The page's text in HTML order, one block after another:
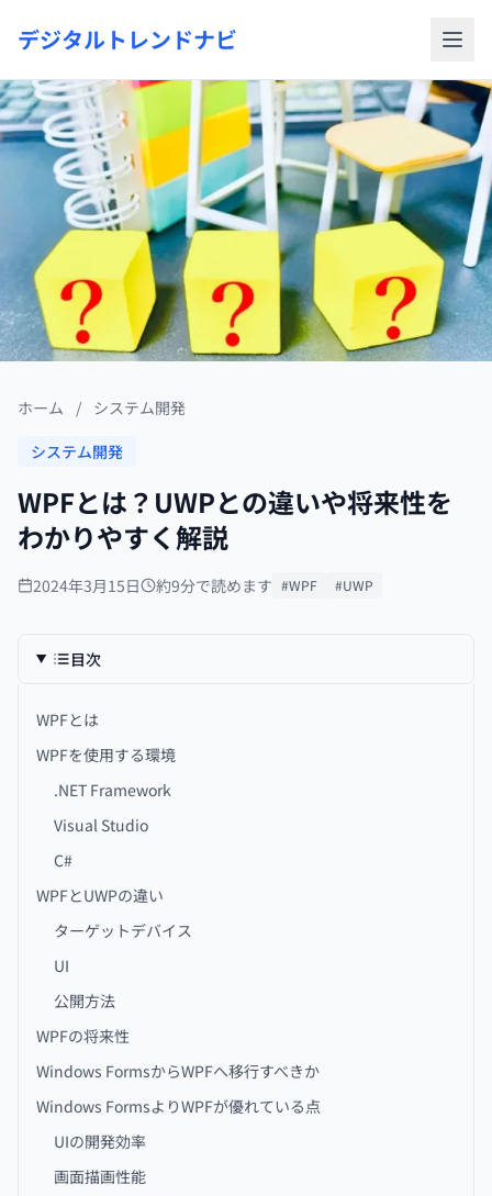
デジタルトレンドナビ
ホーム / システム開発
システム開発
WPFとは？UWPとの違いや将来性を
わかりやすく解説
2024年3月15日 約9分で読めます #WPF #UWP
目次
WPFとは
WPFを使用する環境
.NET Framework
Visual Studio
C#
WPFとUWPの違い
ターゲットデバイス
UI
公開方法
WPFの将来性
Windows FormsからWPFへ移行すべきか
Windows FormsよりWPFが優れている点
UIの開発効率
画面描画性能